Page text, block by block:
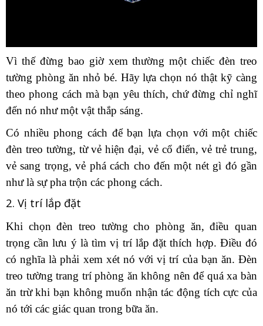
Vì thế đừng bao giờ xem thường một chiếc đèn treo
tường phòng ăn nhỏ bé. Hãy lựa chọn nó thật kỹ càng
theo phong cách mà bạn yêu thích, chứ đừng chỉ nghĩ
đến nó như một vật thắp sáng.
Có nhiều phong cách để bạn lựa chọn với một chiếc
đèn treo tường, từ vẻ hiện đại, vẻ cổ điển, vẻ trẻ trung,
vẻ sang trọng, vẻ phá cách cho đến một nét gì đó gần
như là sự pha trộn các phong cách.
2. Vị trí lắp đặt
Khi chọn đèn treo tường cho phòng ăn, điều quan
trọng cần lưu ý là tìm vị trí lắp đặt thích hợp. Điều đó
có nghĩa là phải xem xét nó với vị trí của bạn ăn. Đèn
treo tường trang trí phòng ăn không nên để quá xa bàn
ăn trừ khi bạn không muốn nhận tác động tích cực của
nó tới các giác quan trong bữa ăn.